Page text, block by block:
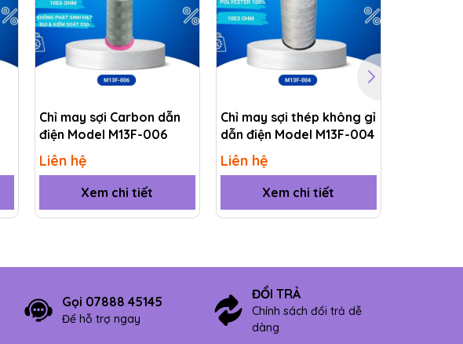
Chỉ may sợi Carbon dẫn
điện Model M13F-006
Liên hệ
Xem chi tiết
Chỉ may sợi thép không gỉ
dẫn điện Model M13F-004
Liên hệ
Xem chi tiết
Gọi 07888 45145
Để hỗ trợ ngay
ĐỔI TRẢ
Chính sách đổi trả dễ
dàng